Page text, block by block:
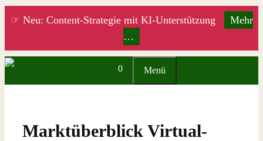
Zum
☞ Neu: Content-Strategie mit KI-Unterstützung
Mehr
…
0 Menü
Marktüberblick Virtual-